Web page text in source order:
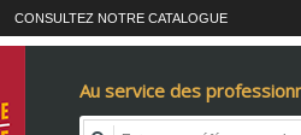
CONSULTEZ NOTRE CATALOGUE
Au service des